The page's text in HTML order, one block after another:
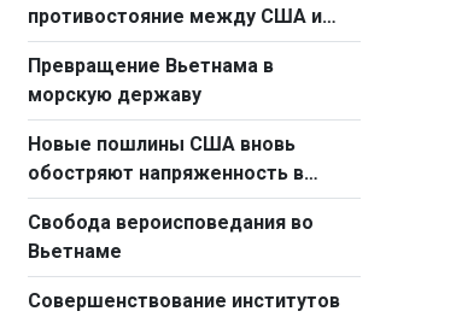
противостояние между США и
Европой в сфере технологий
Превращение Вьетнама в
морскую державу
Новые пошлины США вновь
обостряют напряженность в
мировой торговле
Свобода вероисповедания во
Вьетнаме
Совершенствование институтов